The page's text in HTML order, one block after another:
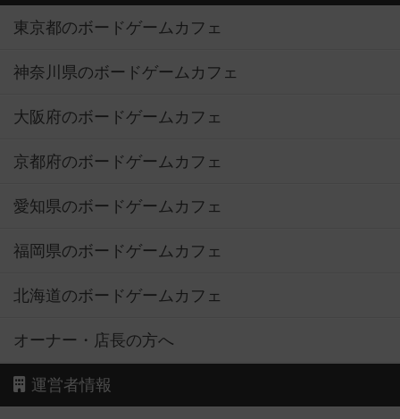
東京都のボードゲームカフェ
神奈川県のボードゲームカフェ
大阪府のボードゲームカフェ
京都府のボードゲームカフェ
愛知県のボードゲームカフェ
福岡県のボードゲームカフェ
北海道のボードゲームカフェ
オーナー・店長の方へ
運営者情報